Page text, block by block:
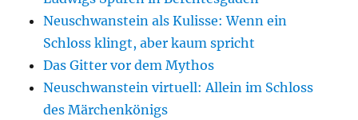
Neuschwanstein als Kulisse: Wenn ein
Schloss klingt, aber kaum spricht
Das Gitter vor dem Mythos
Neuschwanstein virtuell: Allein im Schloss
des Märchenkönigs